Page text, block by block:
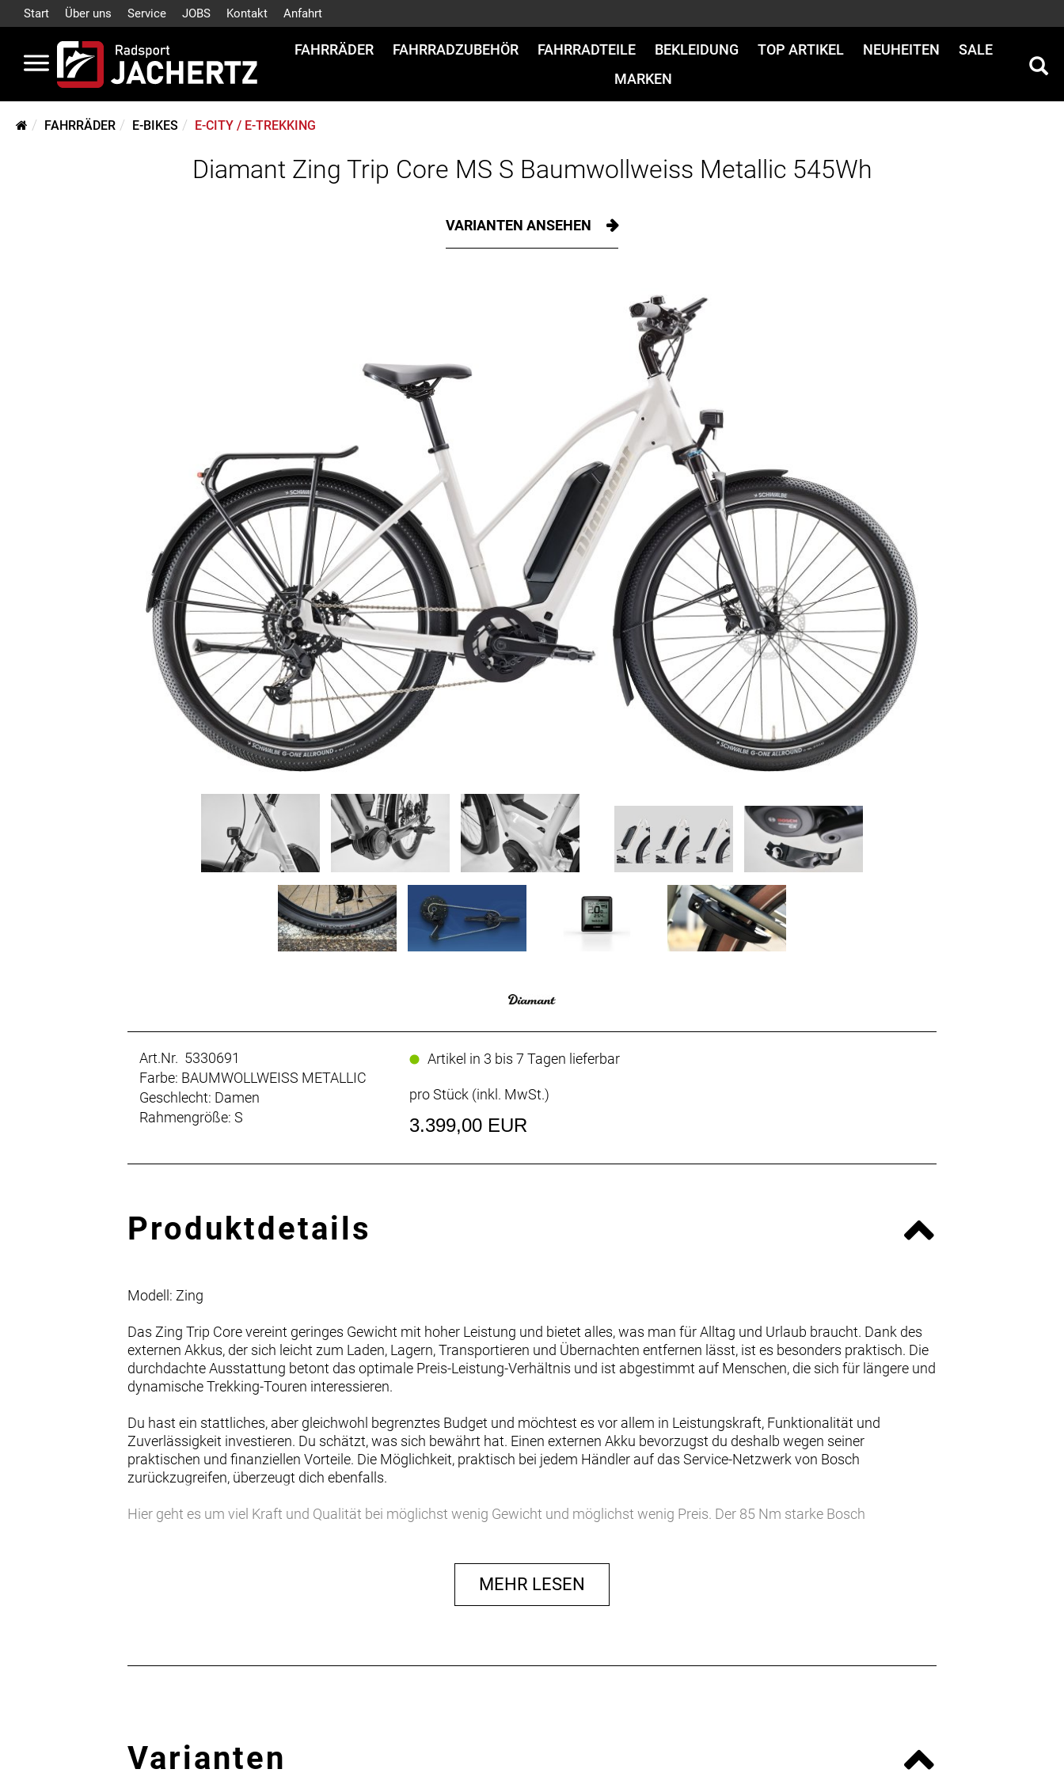
Start Über uns Service JOBS Kontakt Anfahrt
FAHRRÄDER FAHRRADZUBEHÖR FAHRRADTEILE BEKLEIDUNG TOP ARTIKEL NEUHEITEN
SALE
MARKEN
FAHRRÄDER E-BIKES E-CITY / E-TREKKING
Diamant Zing Trip Core MS S Baumwollweiss Metallic 545Wh
VARIANTEN ANSEHEN
Art.Nr. 5330691
Farbe: BAUMWOLLWEISS METALLIC
Geschlecht: Damen
Rahmengröße: S
Artikel in 3 bis 7 Tagen lieferbar
pro Stück (inkl. MwSt.)
3.399,00 EUR
Produktdetails
Modell: Zing
Das Zing Trip Core vereint geringes Gewicht mit hoher Leistung und bietet alles, was man für Alltag und Urlaub braucht. Dank des
externen Akkus, der sich leicht zum Laden, Lagern, Transportieren und Übernachten entfernen lässt, ist es besonders praktisch. Die
durchdachte Ausstattung betont das optimale Preis-Leistung-Verhältnis und ist abgestimmt auf Menschen, die sich für längere und
dynamische Trekking-Touren interessieren.
Du hast ein stattliches, aber gleichwohl begrenztes Budget und möchtest es vor allem in Leistungskraft, Funktionalität und
Zuverlässigkeit investieren. Du schätzt, was sich bewährt hat. Einen externen Akku bevorzugst du deshalb wegen seiner
praktischen und finanziellen Vorteile. Die Möglichkeit, praktisch bei jedem Händler auf das Service-Netzwerk von Bosch
zurückzugreifen, überzeugt dich ebenfalls.
Hier geht es um viel Kraft und Qualität bei möglichst wenig Gewicht und möglichst wenig Preis. Der 85 Nm starke Bosch
Gepäckträger für Körbe und Taschen, dazu breitere Reifen und neue Lichter geben dem Zing mehr Nutzwert, mehr Sicherheit und
- Die 65 mm breiten Reifen von Schwalbe sind maximal pannenresistent und unterstützen deine Sicherheit - jederzeit mit ihrem
guten Grip und nachts mit den serienmäßigen Reflexstreifen.
MEHR LESEN
Varianten